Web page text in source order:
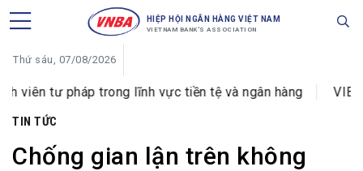
HIỆP HỘI NGÂN HÀNG VIỆT NAM
VIETNAM BANK'S ASSOCIATION
Thứ sáu, 07/08/2026
tư pháp trong lĩnh vực tiền tệ và ngân hàng VIB đổi tên
TIN TỨC
Chống gian lận trên không